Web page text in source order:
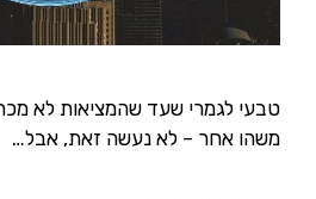
טבעי לגמרי שעד שהמציאות לא
משהו אחר – לא נעשה זאת, אבל…